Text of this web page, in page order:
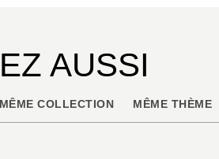
AUSSI
MÊME COLLECTION MÊME THÈME